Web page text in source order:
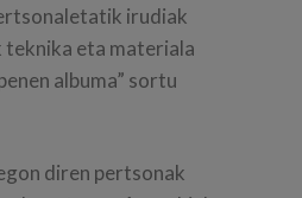
irudiak
eta materiala
albuma” sortu
diren pertsonak